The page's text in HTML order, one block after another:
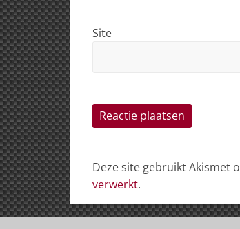
Site
Deze site gebruikt Akismet
verwerkt.